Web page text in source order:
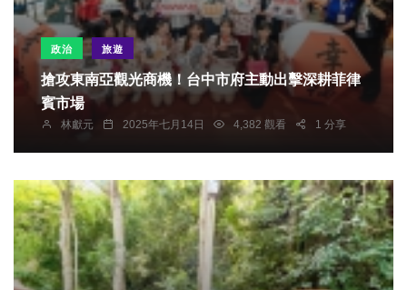
政治 旅遊
搶攻東南亞觀光商機！台中市府主動出擊深耕菲律
賓市場
林獻元 2025年七月14日 4,382 觀看 1 分享